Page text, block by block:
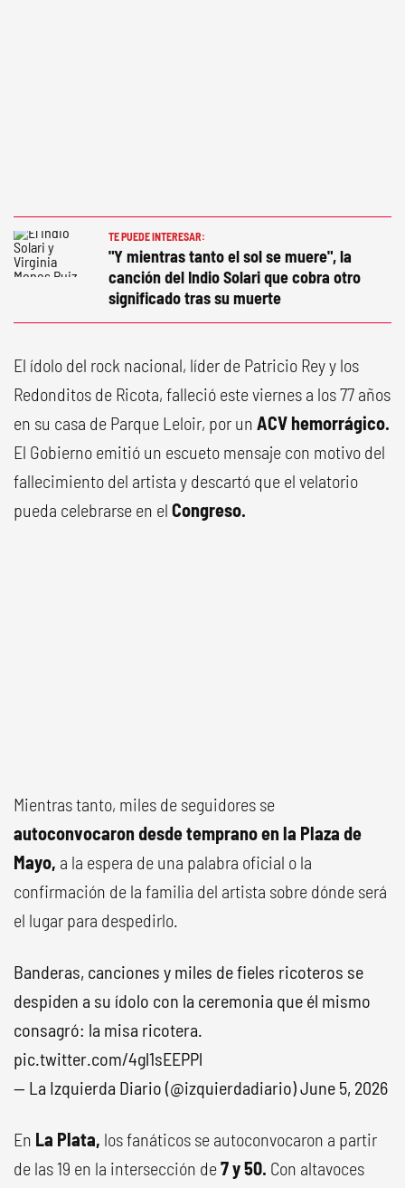
TE PUEDE INTERESAR:
"Y mientras tanto el sol se muere", la
canción del Indio Solari que cobra otro
significado tras su muerte
El ídolo del rock nacional, líder de Patricio Rey y los
Redonditos de Ricota, falleció este viernes a los 77 años
en su casa de Parque Leloir, por un ACV hemorrágico.
El Gobierno emitió un escueto mensaje con motivo del
fallecimiento del artista y descartó que el velatorio
pueda celebrarse en el Congreso.
Mientras tanto, miles de seguidores se
autoconvocaron desde temprano en la Plaza de
Mayo, a la espera de una palabra oficial o la
confirmación de la familia del artista sobre dónde será
el lugar para despedirlo.
Banderas, canciones y miles de fieles ricoteros se
despiden a su ídolo con la ceremonia que él mismo
consagró: la misa ricotera.
pic.twitter.com/4gl1sEEPPl
— La Izquierda Diario (@izquierdadiario)June 5, 2026
En La Plata, los fanáticos se autoconvocaron a partir
de las 19 en la intersección de7 y 50. Con altavoces